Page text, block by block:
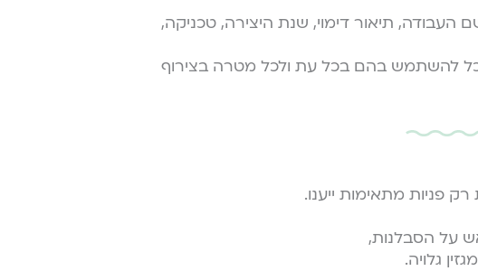
העבודה, תיאור דימוי, שנת היצירה, טכניקה,
להשתמש בהם בכל עת ולכל מטרה בצירוף
פניות מתאימות ייענו.
על הסבלנות,
גלויה.